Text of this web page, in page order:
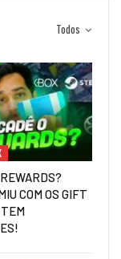
Todos
COM OS GIFT